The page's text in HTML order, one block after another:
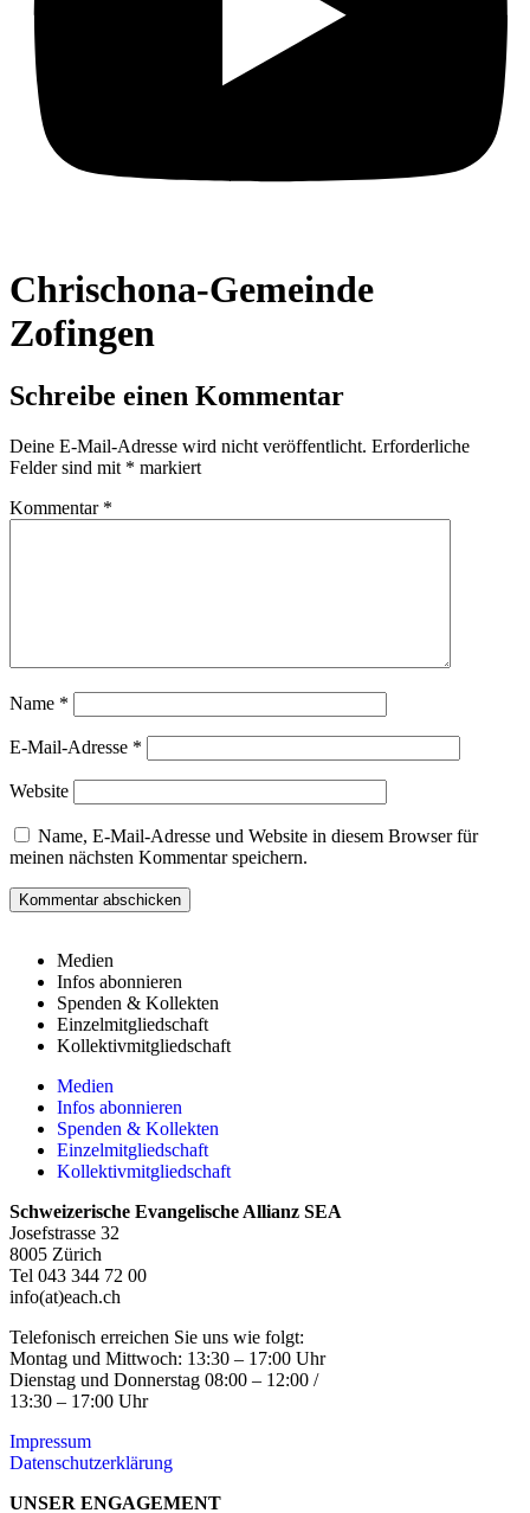
Chrischona-Gemeinde
Zofingen
Schreibe einen Kommentar
Deine E-Mail-Adresse wird nicht veröffentlicht. Erforderliche
Felder sind mit * markiert
Kommentar *
Name *
E-Mail-Adresse *
Website
Name, E-Mail-Adresse und Website in diesem Browser für
meinen nächsten Kommentar speichern.
Medien
Infos abonnieren
Spenden & Kollekten
Einzelmitgliedschaft
Kollektivmitgliedschaft
Medien
Infos abonnieren
Spenden & Kollekten
Einzelmitgliedschaft
Kollektivmitgliedschaft
Schweizerische Evangelische Allianz SEA
Josefstrasse 32
8005 Zürich
Tel 043 344 72 00
info(at)each.ch
Telefonisch erreichen Sie uns wie folgt:
Montag und Mittwoch: 13:30 – 17:00 Uhr
Dienstag und Donnerstag 08:00 – 12:00 /
13:30 – 17:00 Uhr
Impressum
Datenschutzerklärung
UNSER ENGAGEMENT